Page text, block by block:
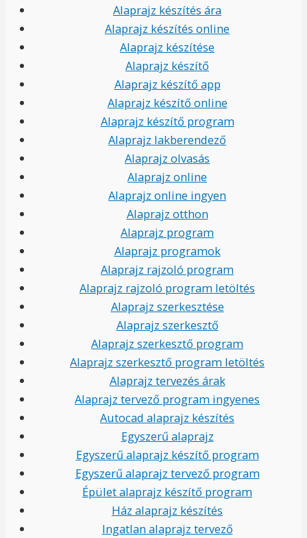
Alaprajz készítés ára
Alaprajz készítés online
Alaprajz készítése
Alaprajz készítő
Alaprajz készítő app
Alaprajz készítő online
Alaprajz készítő program
Alaprajz lakberendező
Alaprajz olvasás
Alaprajz online
Alaprajz online ingyen
Alaprajz otthon
Alaprajz program
Alaprajz programok
Alaprajz rajzoló program
Alaprajz rajzoló program letöltés
Alaprajz szerkesztése
Alaprajz szerkesztő
Alaprajz szerkesztő program
Alaprajz szerkesztő program letöltés
Alaprajz tervezés árak
Alaprajz tervező program ingyenes
Autocad alaprajz készítés
Egyszerű alaprajz
Egyszerű alaprajz készítő program
Egyszerű alaprajz tervező program
Épület alaprajz készítő program
Ház alaprajz készítés
Ingatlan alaprajz tervező